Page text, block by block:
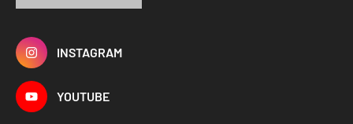
INSTAGRAM
YOUTUBE